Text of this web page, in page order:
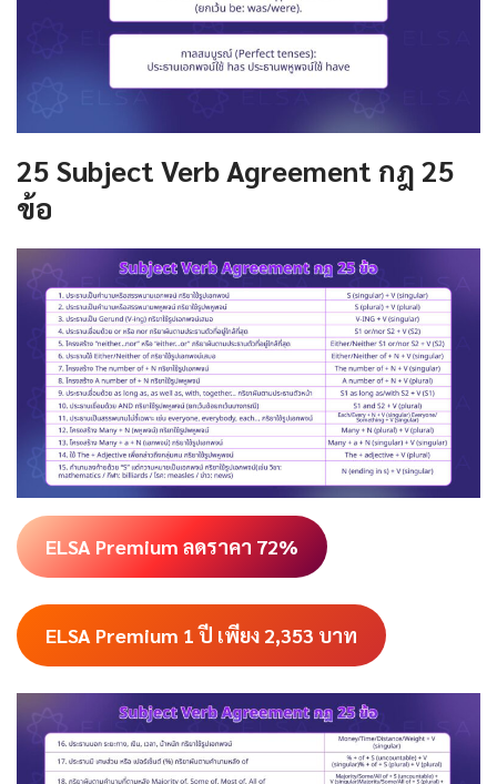
25 Subject Verb Agreement กฎ 25
ข้อ
ELSA Premium ลดราคา 72%
ELSA Premium 1 ปี เพียง 2,353 บาท